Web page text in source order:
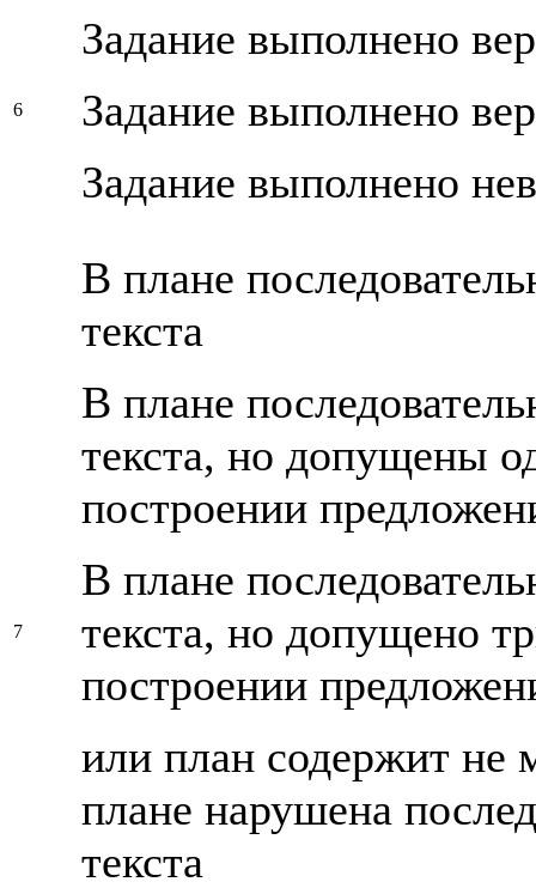
6
Задание выполнено
Задание выполнено
Задание выполнено
7
В плане
текста
В плане
текста, но допущены
построении
В плане
текста, но допущено
построении
или план содержит не
плане нарушена
текста